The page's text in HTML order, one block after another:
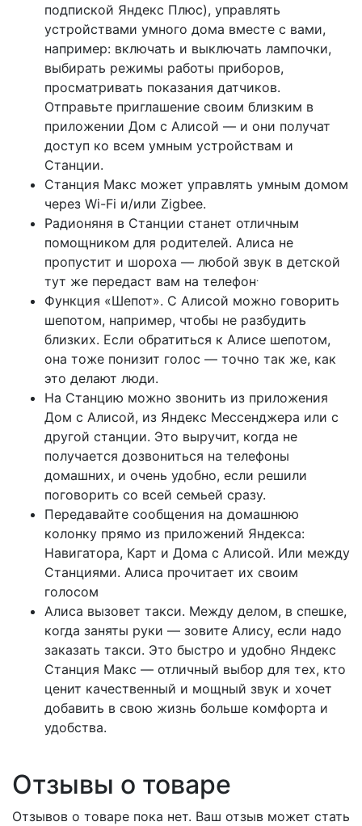
подпиской Яндекс Плюс), управлять
устройствами умного дома вместе с вами,
например: включать и выключать лампочки,
выбирать режимы работы приборов,
просматривать показания датчиков.
Отправьте приглашение своим близким в
приложении Дом с Алисой — и они получат
доступ ко всем умным устройствам и
Станции.
Станция Макс может управлять умным домом
через Wi-Fi и/или Zigbee.
Радионяня в Станции станет отличным
помощником для родителей. Алиса не
пропустит и шороха — любой звук в детской
тут же передаст вам на телефон.
Функция «Шепот». С Алисой можно говорить
шепотом, например, чтобы не разбудить
близких. Если обратиться к Алисе шепотом,
она тоже понизит голос — точно так же, как
это делают люди.
На Станцию можно звонить из приложения
Дом с Алисой, из Яндекс Мессенджера или с
другой станции. Это выручит, когда не
получается дозвониться на телефоны
домашних, и очень удобно, если решили
поговорить со всей семьей сразу.
Передавайте сообщения на домашнюю
колонку прямо из приложений Яндекса:
Навигатора, Карт и Дома с Алисой. Или между
Станциями. Алиса прочитает их своим
голосом
Алиса вызовет такси. Между делом, в спешке,
когда заняты руки — зовите Алису, если надо
заказать такси. Это быстро и удобно Яндекс
Станция Макс — отличный выбор для тех, кто
ценит качественный и мощный звук и хочет
добавить в свою жизнь больше комфорта и
удобства.
Отзывы о товаре
Отзывов о товаре пока нет. Ваш отзыв может стать